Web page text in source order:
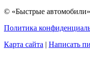
© «Быстрые
Политика
Карта сайта | Написать